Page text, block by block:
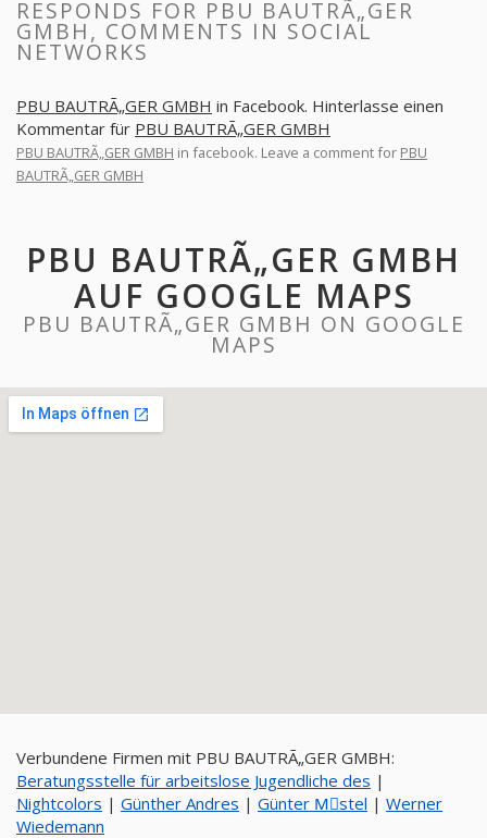
RESPONDS FOR PBU BAUTRÃ„GER
GMBH, COMMENTS IN SOCIAL
NETWORKS
PBU BAUTRÃ„GER GMBH in Facebook. Hinterlasse einen
Kommentar für PBU BAUTRÃ„GER GMBH
PBU BAUTRÃ„GER GMBH in facebook. Leave a comment for PBU
BAUTRÃ„GER GMBH
PBU BAUTRÃ„GER GMBH
AUF GOOGLE MAPS
PBU BAUTRÃ„GER GMBH ON GOOGLE
MAPS
Verbundene Firmen mit PBU BAUTRÃ„GER GMBH:
Beratungsstelle für arbeitslose Jugendliche des |
Nightcolors | Günther Andres | Günter Mِstel | Werner
Wiedemann